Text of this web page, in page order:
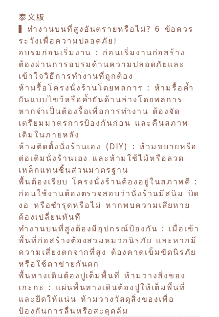
泰文版
▍ทำงานบนที่สูงอันตรายหรือไม่? 6 ข้อควร
ระวังเพื่อความปลอดภัย!
อบรมก่อนเริ่มงาน : ก่อนเริ่มงานก่อสร้าง
ต้องผ่านการอบรมด้านความปลอดภัยและ
เข้าใจวิธีการทำงานที่ถูกต้อง
ห้ามรื้อโครงนั่งร้านโดยพลการ : ห้ามรื้อค้ำ
ยันแบบไขว้หรือค้ำยันด้านล่างโดยพลการ
หากจำเป็นต้องรื้อเพื่อการทำงาน ต้องจัด
เตรียมมาตรการป้องกันก่อน และคืนสภาพ
เดิมในภายหลัง
ห้ามติดตั้งนั่งร้านเอง (DIY) : ห้ามขยายหรือ
ต่อเติมนั่งร้านเอง และห้ามใช้ไม้หรือลวด
เหล็กแทนชิ้นส่วนมาตรฐาน
พื้นต้องเรียบ โครงนั่งร้านต้องอยู่ในสภาพดี :
ก่อนใช้งานต้องตรวจสอบว่านั่งร้านมีสนิม บิด
งอ หรือชำรุดหรือไม่ หากพบความเสียหาย
ต้องเปลี่ยนทันที
ทำงานบนที่สูงต้องมีอุปกรณ์ป้องกัน : เมื่อเข้า
พื้นที่ก่อสร้างต้องสวมหมวกนิรภัย และหากมี
ความเสี่ยงตกจากที่สูง ต้องคาดเข็มขัดนิรภัย
หรือใช้ตาข่ายกันตก
พื้นทางเดินต้องปูเต็มพื้นที่ ห้ามวางสิ่งของ
เกะกะ : แผ่นพื้นทางเดินต้องปูให้เต็มพื้นที่
และยึดให้แน่น ห้ามวางวัสดุสิ่งของเพื่อ
ป้องกันการลื่นหรือสะดุดล้ม